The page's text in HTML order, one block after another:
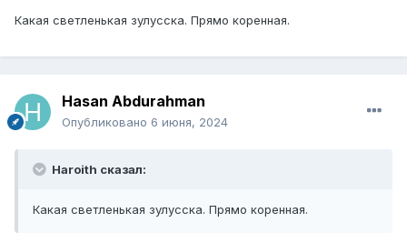
Какая светленькая зулусска. Прямо коренная.
Hasan Abdurahman
Опубликовано 6 июня, 2024
Haroith сказал:
Какая светленькая зулусска. Прямо коренная.